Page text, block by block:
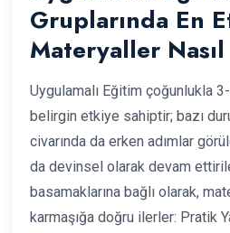
Gruplarında En
Materyaller
Uygulamalı Eğitim çoğunlukla
belirgin etkiye sahiptir; bazı
civarında da erken adımlar
da devinsel olarak devam
basamaklarına bağlı olarak,
karmaşığa doğru ilerler: Pratik